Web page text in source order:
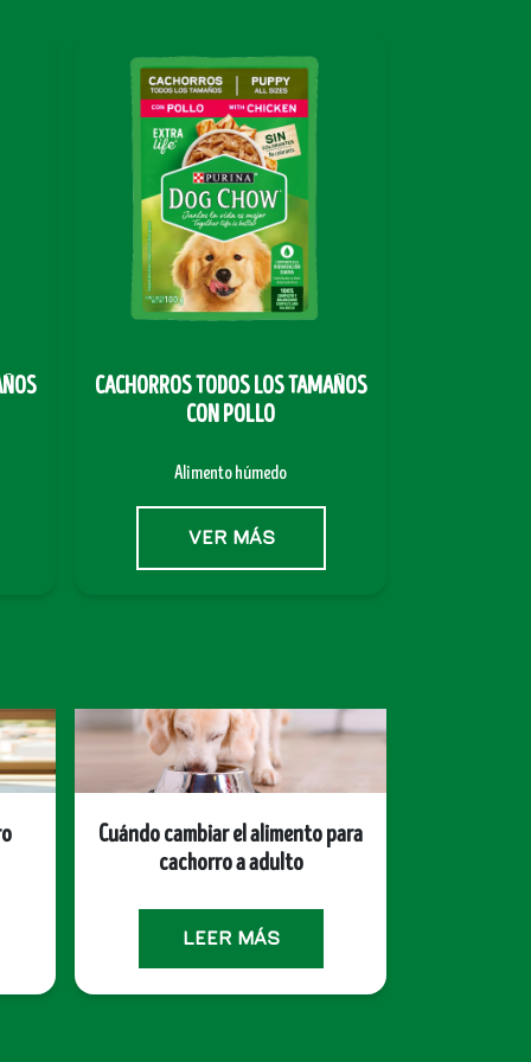
CACHORROS TODOS LOS TAMAÑOS
CON POLLO
Alimento húmedo
VER MÁS
Cuándo cambiar el alimento para
cachorro a adulto
LEER MÁS